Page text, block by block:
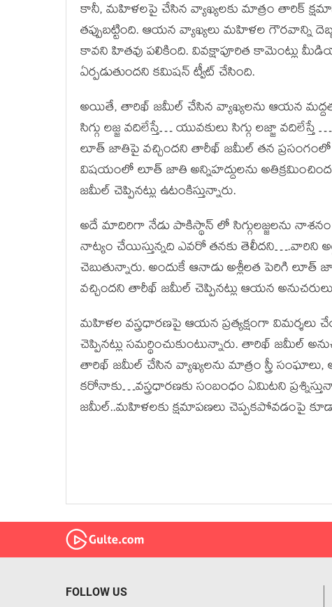
కానీ, మహిళలపై చేసిన వ్యాఖ్యలకు మాత్రం తారిక్‌
తప్పుబట్టింది. ఆయన‌ వ్యాఖ్యలు మహిళల
కావని హితవు పలికింది. వివక్షాపూరిత
ఏర్పడుతుందని కమిషన్‌ ట్వీట్‌ చేసింది.
అయితే, తారిఖ్ జమీల్ చేసిన వ్యాఖ్యలను ఆయన
సిగ్గు లజ్జ వదిలేస్తే… యువకులు సిగ్గు లజ్జా
లూత్ జాతిపై వచ్చిందని తారీఖ్ జమీల్ తన ప్రసంగంలో
విషయంలో లూత్ జాతి అన్నిహద్దులను
జమీల్ చెప్పినట్లు ఉటంకిస్తున్నారు.
అదే మాదిరిగా నేడు పాకిస్థాన్ లో సిగ్గులజ్జలను
నాట్యం చేయిస్తున్నది ఎవరో తనకు తెలీదని….వారిని
చెబుతున్నారు. అందుకే ఆనాడు అశ్లీలత పెరిగి
వచ్చిందని తారీఖ్ జమీల్ చెప్పినట్లు ఆయన అనుచరులు
మహిళల వస్త్రధారణపై ఆయన ప్రత్యక్షంగా
చెప్పినట్లు సమర్థించుకుంటున్నారు. తారిఖ్ జమీల్
తారిఖ్ జమీల్ చేసిన వ్యాఖ్యలను మాత్రం స్త్రీ సంఘాలు,
కరోనాకు…వస్త్రధారణకు సంబంధం ఏమిటని
జమీల్..మహిళలకు క్షమాపణలు చెప్పకపోవడంపై
FOLLOW US